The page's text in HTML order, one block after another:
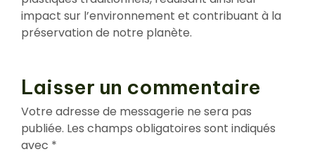
impact sur l’environnement et contribuant à la
préservation de notre planète.
Laisser un commentaire
Votre adresse de messagerie ne sera pas
publiée. Les champs obligatoires sont indiqués
avec *